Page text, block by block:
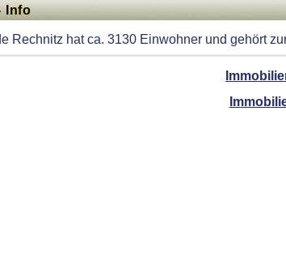
Info
Rechnitz hat ca. 3130 Einwohner und gehört